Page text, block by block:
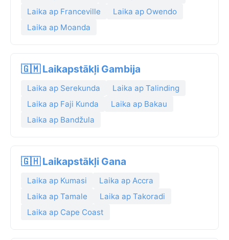
Laika ap Franceville
Laika ap Owendo
Laika ap Moanda
🇬🇲 Laikapstākļi Gambija
Laika ap Serekunda
Laika ap Talinding
Laika ap Faji Kunda
Laika ap Bakau
Laika ap Bandžula
🇬🇭 Laikapstākļi Gana
Laika ap Kumasi
Laika ap Accra
Laika ap Tamale
Laika ap Takoradi
Laika ap Cape Coast